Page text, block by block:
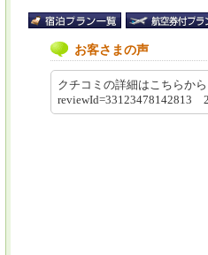
お客さまの声
クチコミの詳細はこちらか
reviewId=33123478142813